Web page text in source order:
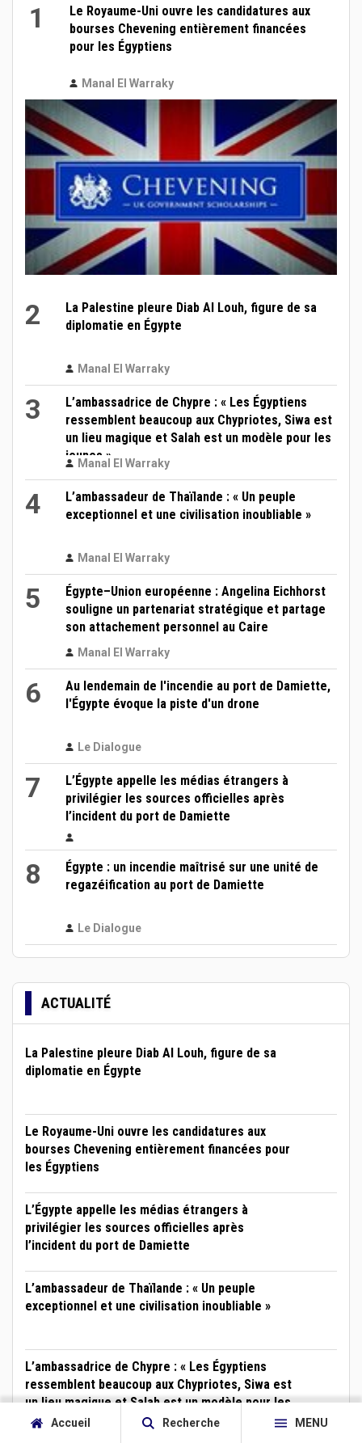
Accueil Recherche MENU
1
Le Royaume-Uni ouvre les candidatures aux
bourses Chevening entièrement financées
pour les Égyptiens
Manal El Warraky
2
La Palestine pleure Diab Al Louh, figure de sa
diplomatie en Égypte
Manal El Warraky
3
L’ambassadrice de Chypre : « Les Égyptiens
ressemblent beaucoup aux Chypriotes, Siwa est
un lieu magique et Salah est un modèle pour les
jeunes »
Manal El Warraky
4
L’ambassadeur de Thaïlande : « Un peuple
exceptionnel et une civilisation inoubliable »
Manal El Warraky
5
Égypte–Union européenne : Angelina Eichhorst
souligne un partenariat stratégique et partage
son attachement personnel au Caire
Manal El Warraky
6
Au lendemain de l'incendie au port de Damiette,
l'Égypte évoque la piste d'un drone
Le Dialogue
7
L’Égypte appelle les médias étrangers à
privilégier les sources officielles après
l’incident du port de Damiette
8
Égypte : un incendie maîtrisé sur une unité de
regazéification au port de Damiette
Le Dialogue
ACTUALITÉ
La Palestine pleure Diab Al Louh, figure de sa
diplomatie en Égypte
Le Royaume-Uni ouvre les candidatures aux
bourses Chevening entièrement financées pour
les Égyptiens
L’Égypte appelle les médias étrangers à
privilégier les sources officielles après
l’incident du port de Damiette
L’ambassadeur de Thaïlande : « Un peuple
exceptionnel et une civilisation inoubliable »
L’ambassadrice de Chypre : « Les Égyptiens
ressemblent beaucoup aux Chypriotes, Siwa est
un lieu magique et Salah est un modèle pour les
jeunes »